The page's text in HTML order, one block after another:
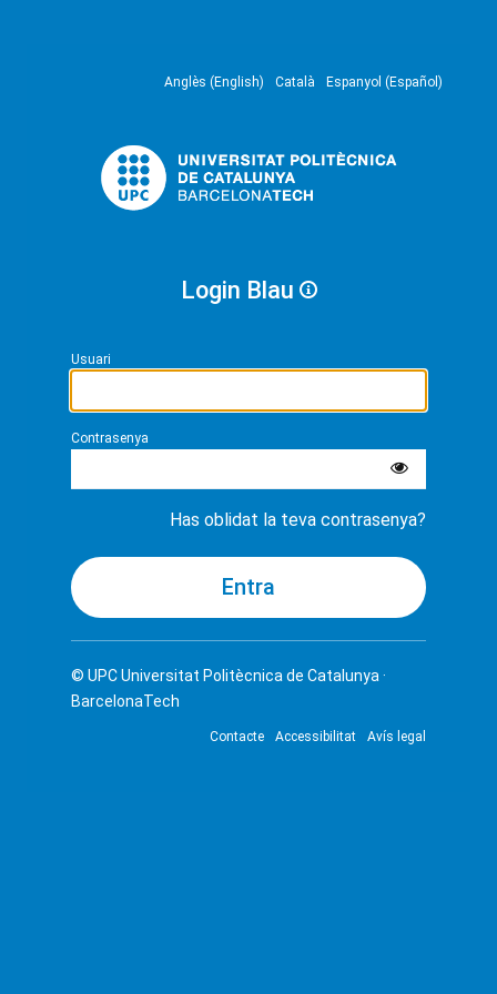
Anglès (English) Català Espanyol (Español)
Login Blau
Usuari
Contrasenya
Has oblidat la teva contrasenya?
© UPCUniversitat Politècnica de Catalunya ·
BarcelonaTech
Contacte Accessibilitat Avís legal